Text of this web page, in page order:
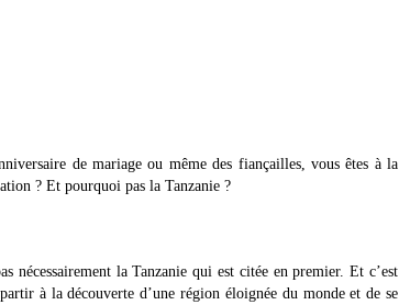
de mariage ou même des fiançailles, vous êtes à la
? Et pourquoi pas la Tanzanie ?
nécessairement la Tanzanie qui est citée en premier. Et c’est
à la découverte d’une région éloignée du monde et de se